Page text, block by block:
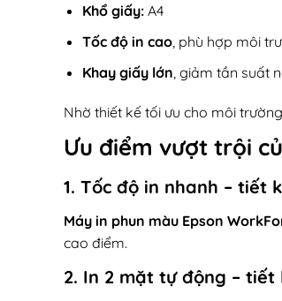
Khổ giấy:A4
Tốc độ in cao, phù hợp môi
Khay giấy lớn , giảm tần suất
Nhờ thiết kế tối ưu cho môi
Ưu điểm vượt trội
1. Tốc độ in nhanh – tiết
Máy in phun màu Epson
cao điểm.
2. In 2 mặt tự động – tiết